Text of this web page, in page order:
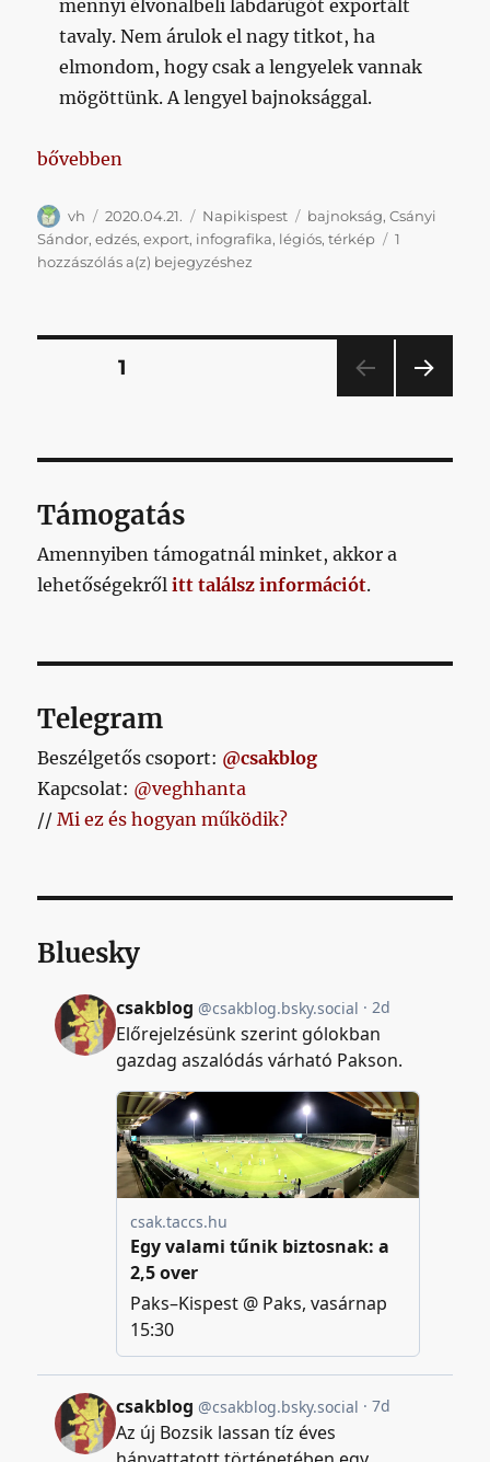
mennyi élvonalbeli labdarúgót exportált
tavaly. Nem árulok el nagy titkot, ha
elmondom, hogy csak a lengyelek vannak
mögöttünk. A lengyel bajnoksággal.
„Karanténkispest 2020.04.21.”
bővebben
Szerző
vh Közzétéve
2020.04.21. Kategória
Napikispest Címke
bajnokság,Csányi
Sándor,edzés,export, infografika, légiós,térkép
1
hozzászólás a(z) Karanténkispest
bejegyzéshez
Bejegyzések
OLDAL1
OLD
Támogatás
Amennyiben támogatnál minket, akkor a
lehetőségekrőlitt találsz információt.
Telegram
Beszélgetős csoport: @csakblog
Kapcsolat: @veghhanta
//Mi ez és hogyan működik?
Bluesky